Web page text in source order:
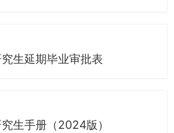
生延期毕业审批表
生手册（2024版）